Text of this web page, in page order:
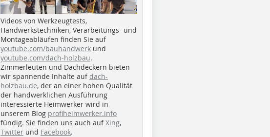
Videos von Werkzeugtests,
Handwerkstechniken, Verarbeitungs- und
Montageabläufen finden Sie auf
youtube.com/bauhandwerk und
youtube.com/dach-holzbau.
Zimmerleuten und Dachdeckern bieten
wir spannende Inhalte auf dach-
holzbau.de, der an einer hohen Qualität
der handwerklichen Ausführung
interessierte Heimwerker wird in
unserem Blog profiheimwerker.info
fündig. Sie finden uns auch aufXing,
Twitter und Facebook.